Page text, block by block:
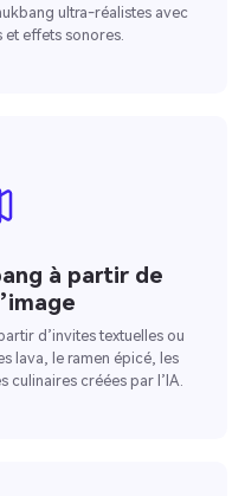
ultra-réalistes avec
effets sonores.
à partir de
d’invites textuelles ou
lava, le ramen épicé, les
culinaires créées par l’IA.
IA
%